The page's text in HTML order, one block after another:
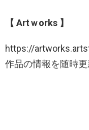
【 Artｗorks 】
https://
作品の情報を随時更